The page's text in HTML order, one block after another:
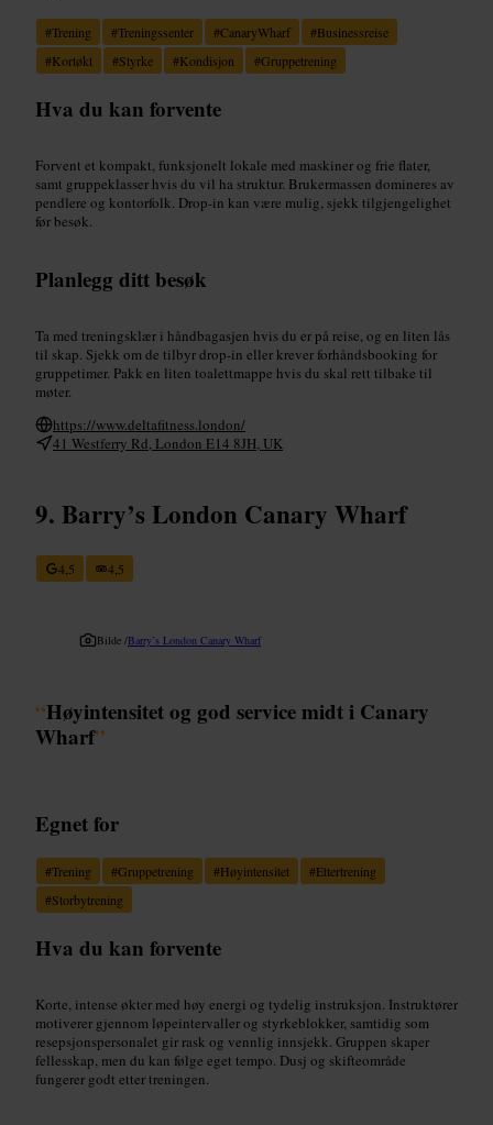
#Trening #Treningssenter #CanaryWharf #Businessreise
#Kortøkt #Styrke #Kondisjon #Gruppetrening
Hva du kan forvente
Forvent et kompakt, funksjonelt lokale med maskiner og frie flater,
samt gruppeklasser hvis du vil ha struktur. Brukermassen domineres av
pendlere og kontorfolk. Drop-in kan være mulig, sjekk tilgjengelighet
før besøk.
Planlegg ditt besøk
Ta med treningsklær i håndbagasjen hvis du er på reise, og en liten lås
til skap. Sjekk om de tilbyr drop-in eller krever forhåndsbooking for
gruppetimer. Pakk en liten toalettmappe hvis du skal rett tilbake til
møter.
https://www.deltafitness.london/
41 Westferry Rd, London E14 8JH, UK
Barry’s London Canary Wharf
4,5 4,5
Bilde /Barry’s London Canary Wharf
“Høyintensitet og god service midt i Canary
Wharf”
Egnet for
#Trening #Gruppetrening #Høyintensitet #Ettertrening
#Storbytrening
Hva du kan forvente
Korte, intense økter med høy energi og tydelig instruksjon. Instruktører
motiverer gjennom løpeintervaller og styrkeblokker, samtidig som
resepsjonspersonalet gir rask og vennlig innsjekk. Gruppen skaper
fellesskap, men du kan følge eget tempo. Dusj og skifteområde
fungerer godt etter treningen.